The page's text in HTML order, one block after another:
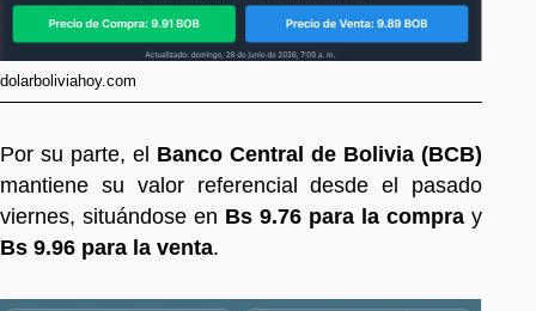
dolarboliviahoy.com
Por su parte, el Banco Central de Bolivia (BCB)
mantiene su valor referencial desde el pasado
viernes, situándose en Bs 9.76 para la compra y
Bs 9.96 para la venta.